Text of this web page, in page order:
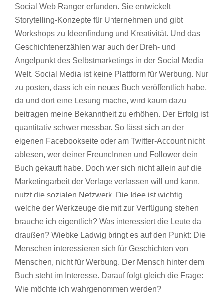
Social Web Ranger erfunden. Sie entwickelt
Storytelling-Konzepte für Unternehmen und gibt
Workshops zu Ideenfindung und Kreativität. Und das
Geschichtenerzählen war auch der Dreh- und
Angelpunkt des Selbstmarketings in der Social Media
Welt. Social Media ist keine Plattform für Werbung. Nur
zu posten, dass ich ein neues Buch veröffentlich habe,
da und dort eine Lesung mache, wird kaum dazu
beitragen meine Bekanntheit zu erhöhen. Der Erfolg ist
quantitativ schwer messbar. So lässt sich an der
eigenen Facebookseite oder am Twitter-Account nicht
ablesen, wer deiner FreundInnen und Follower dein
Buch gekauft habe. Doch wer sich nicht allein auf die
Marketingarbeit der Verlage verlassen will und kann,
nutzt die sozialen Netzwerk. Die Idee ist wichtig,
welche der Werkzeuge die mit zur Verfügung stehen
brauche ich eigentlich? Was interessiert die Leute da
draußen? Wiebke Ladwig bringt es auf den Punkt: Die
Menschen interessieren sich für Geschichten von
Menschen, nicht für Werbung. Der Mensch hinter dem
Buch steht im Interesse. Darauf folgt gleich die Frage:
Wie möchte ich wahrgenommen werden?